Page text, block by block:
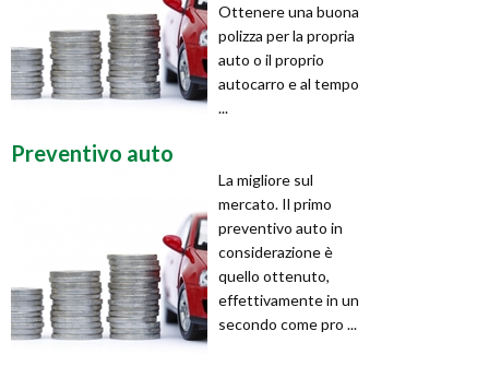
Ottenere una buona
polizza per la propria
auto o il proprio
autocarro e al tempo
...
Preventivo auto
La migliore sul
mercato. Il primo
preventivo auto in
considerazione è
quello ottenuto,
effettivamente in un
secondo come pro ...